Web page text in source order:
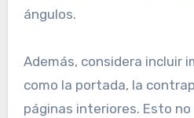
ángulos.
Además, considera incluir
como la portada, la
páginas interiores. Esto